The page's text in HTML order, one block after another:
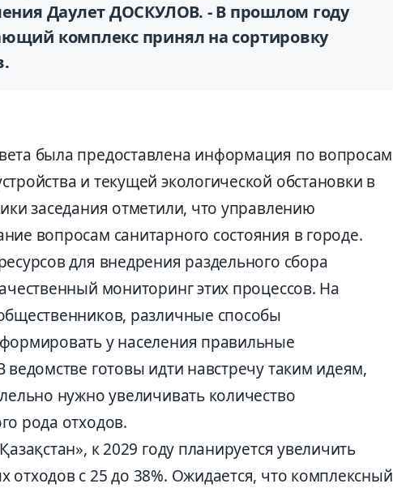
Даулет ДОСКУЛОВ. - В прошлом году
комплекс принял на сортировку
была предоставлена информация по вопросам
и текущей экологической обстановки в
заседания отметили, что управлению
вопросам санитарного состояния в городе.
для внедрения раздельного сбора
мониторинг этих процессов. На
различные способы
у населения правильные
готовы идти навстречу таким идеям,
нужно увеличивать количество
рода отходов.
к 2029 году планируется увеличить
отходов с 25 до 38%. Ожидается, что комплексный